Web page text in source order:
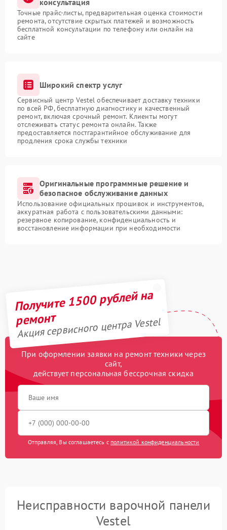
консультация
Точные прайс-листы, предварительная оценка стоимости
ремонта, отсутствие скрытых платежей и возможность
бесплатной консультации по телефону или онлайн на
сайте
Широкий спектр услуг
Сервисный центр Vestel обеспечивает доставку техники
по всей РФ, бесплатную диагностику и качественный
ремонт, включая срочный ремонт. Клиенты могут
отслеживать статус ремонта онлайн. Также
предоставляется постгарантийное обслуживание для
продления срока службы техники
Оригинальные программные решение и
безопасное обслуживание данных
Использование официальных прошивок и инструментов,
аккуратная работа с пользовательскими данными:
резервное копирование, конфиденциальность и
восстановление информации при необходимости
Получите 1500 рублей на
ремонт
Акция сервисного центра Vestel
При оформлении заявки на ремонт техники через
сайт,
действует персональная бессрочная скидка
Отправляя, Вы соглашаетесь с политикой конфиденциальности
Неисправности варочной панели
Vestel